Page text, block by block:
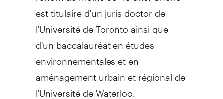
est titulaire d'un juris doctor de
l'Université deTorontoainsi que
d'un baccalauréat en études
environnementales et en
aménagement urbain et régional de
l'Université de Waterloo.